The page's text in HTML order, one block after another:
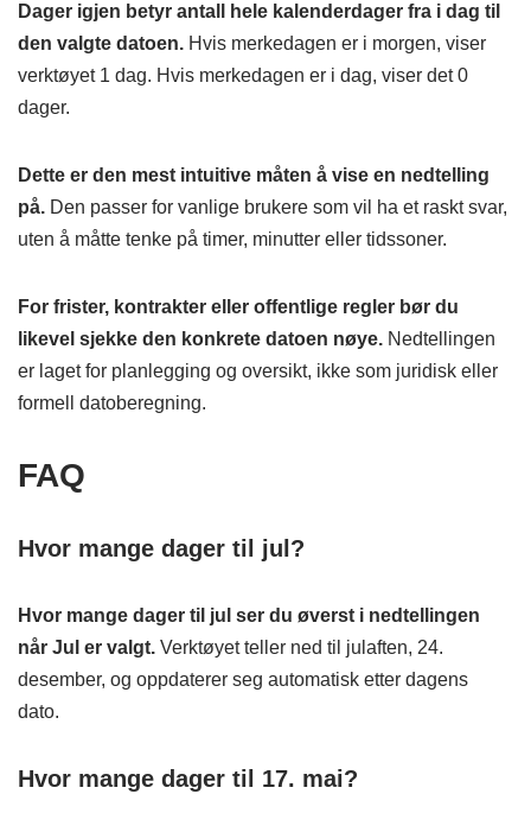
Dager igjen betyr antall hele kalenderdager fra i dag til
den valgte datoen. Hvis merkedagen er i morgen, viser
verktøyet 1 dag. Hvis merkedagen er i dag, viser det 0
dager.
Dette er den mest intuitive måten å vise en nedtelling
på. Den passer for vanlige brukere som vil ha et raskt svar,
uten å måtte tenke på timer, minutter eller tidssoner.
For frister, kontrakter eller offentlige regler bør du
likevel sjekke den konkrete datoen nøye. Nedtellingen
er laget for planlegging og oversikt, ikke som juridisk eller
formell datoberegning.
FAQ
Hvor mange dager til jul?
Hvor mange dager til jul ser du øverst i nedtellingen
når Jul er valgt. Verktøyet teller ned til julaften, 24.
desember, og oppdaterer seg automatisk etter dagens
dato.
Hvor mange dager til 17. mai?